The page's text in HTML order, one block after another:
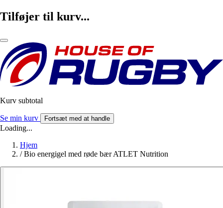
Tilføjer til kurv...
Kurv subtotal
Se min kurv Fortsæt med at handle
Loading...
Hjem
/ Bio energigel med røde bær ATLET Nutrition